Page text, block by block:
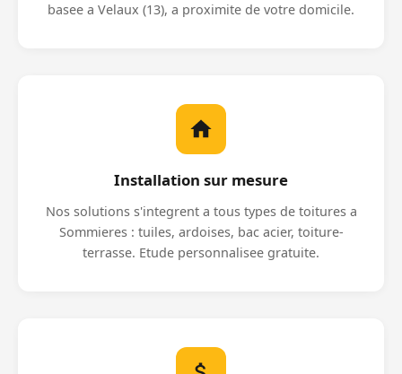
basee a Velaux (13), a proximite de votre domicile.
Installation sur mesure
Nos solutions s'integrent a tous types de toitures a
Sommieres : tuiles, ardoises, bac acier, toiture-
terrasse. Etude personnalisee gratuite.